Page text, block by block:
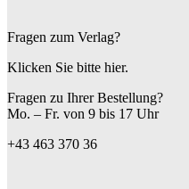
Fragen zum Verlag?
Klicken Sie bitte hier.
Fragen zu Ihrer Bestellung?
Mo. – Fr. von 9 bis 17 Uhr
+43 463 370 36